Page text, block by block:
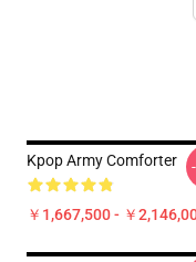
Kpop Army Comforter
￥1,667,500 - ￥